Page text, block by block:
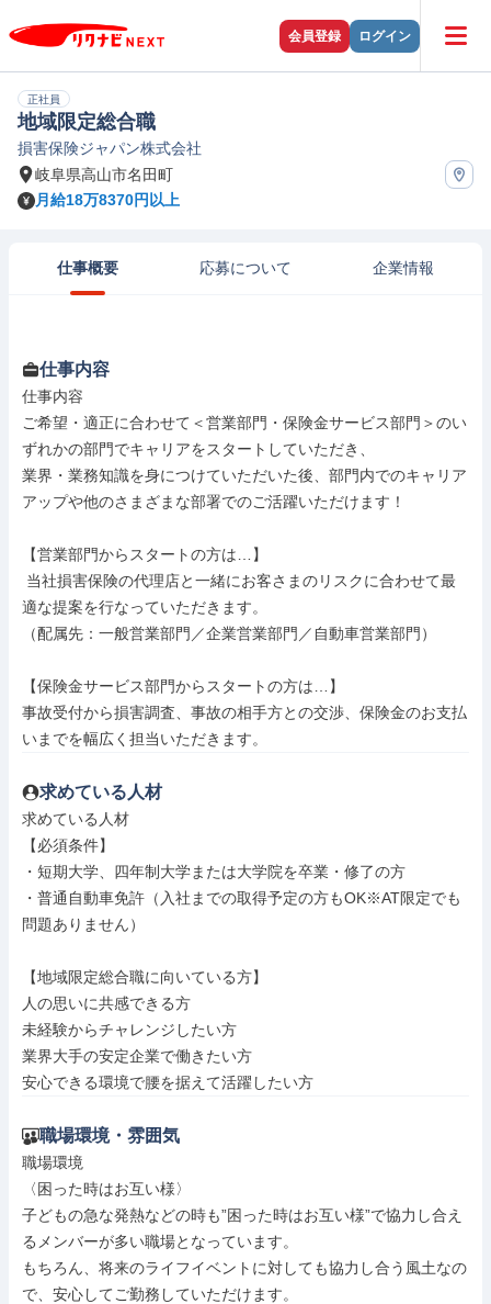
会員登録 ログイン
正社員
地域限定総合職
損害保険ジャパン株式会社
岐阜県高山市名田町
月給18万8370円以上
仕事概要 応募について 企業情報
仕事内容
仕事内容
ご希望・適正に合わせて＜営業部門・保険金サービス部門＞のい
ずれかの部門でキャリアをスタートしていただき、
業界・業務知識を身につけていただいた後、部門内でのキャリア
アップや他のさまざまな部署でのご活躍いただけます！
【営業部門からスタートの方は…】
適な提案を行なっていただきます。
（配属先：一般営業部門／企業営業部門／自動車営業部門）
【保険金サービス部門からスタートの方は…】
事故受付から損害調査、事故の相手方との交渉、保険金のお支払
いまでを幅広く担当いただきます。
求めている人材
求めている人材
【必須条件】
・短期大学、四年制大学または大学院を卒業・修了の方
・普通自動車免許（入社までの取得予定の方もOK※AT限定でも
問題ありません）
【地域限定総合職に向いている方】
人の思いに共感できる方
未経験からチャレンジしたい方
業界大手の安定企業で働きたい方
安心できる環境で腰を据えて活躍したい方
職場環境・雰囲気
職場環境
〈困った時はお互い様〉
子どもの急な発熱などの時も”困った時はお互い様”で協力し合え
るメンバーが多い職場となっています。
もちろん、将来のライフイベントに対しても協力し合う風土なの
で、安心してご勤務していただけます。